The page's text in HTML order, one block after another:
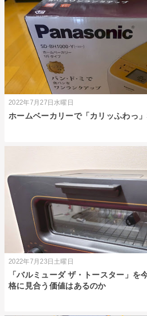
2022年7月27日水曜日
ホームベーカリーで「カリッふわっ
2022年7月23日土曜日
「バルミューダ ザ・トースター」を
格に見合う価値はあるのか